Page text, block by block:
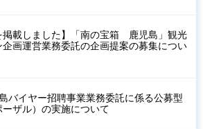
掲載しました】「南の宝箱 鹿児島」観光
企画運営業務委託の企画提案の募集につい
バイヤー招聘事業業務委託に係る公募型
ザル）の実施について